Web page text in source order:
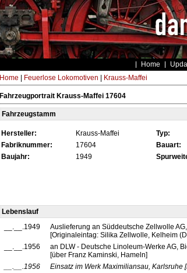
Home
Home Feuerlose Lokomotiven Krauss-Maffei
Fahrzeugportrait Krauss-Maffei 17604
Fahrzeugstamm
Hersteller: Krauss-Maffei Typ:
Fabriknummer:
17604 Bauart:
Baujahr:
1949
Lebenslauf
__.__.1949
Auslieferung an Süddeutsche Zellwolle
[Originaleintag: Silika Zellwolle, Kelheim
__.__.1956
an DLW - Deutsche Linoleum-Werke AG,
[über Franz Kaminski, Hameln]
__.__.1956
Einsatz im Werk Maximiliansau, Karlsruhe